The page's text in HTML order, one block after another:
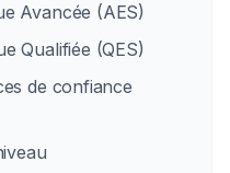
Avancée (AES)
Qualifiée (QES)
de confiance